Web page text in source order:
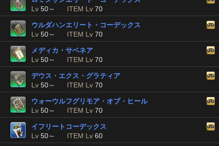
Lv 50～ ITEM Lv 70
ウルダハンエリート・コーデックス
Lv 50～ ITEM Lv 70
メディカ・サベネア
Lv 50～ ITEM Lv 70
デウス・エクス・グラティア
Lv 50～ ITEM Lv 70
ウォーウルフグリモア・オブ・ヒール
Lv 50～ ITEM Lv 70
イフリートコーデックス
Lv 50～ ITEM Lv 60